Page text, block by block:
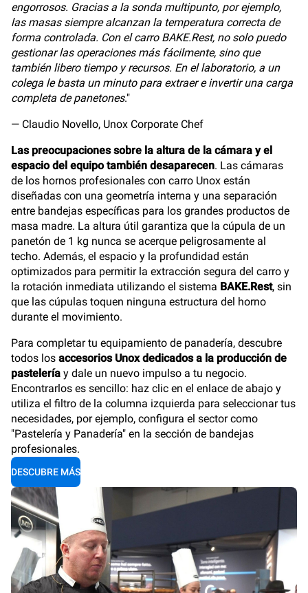
engorrosos. Gracias a la sonda multipunto, por ejemplo,
las masas siempre alcanzan la temperatura correcta de
forma controlada. Con el carro BAKE.Rest, no solo puedo
gestionar las operaciones más fácilmente, sino que
también libero tiempo y recursos. En el laboratorio, a un
colega le basta un minuto para extraer e invertir una carga
completa de panetones."
— Claudio Novello, Unox Corporate Chef
Las preocupaciones sobre la altura de la cámara y el
espacio del equipo también desaparecen. Las cámaras
de los hornos profesionales con carro Unox están
diseñadas con una geometría interna y una separación
entre bandejas específicas para los grandes productos de
masa madre. La altura útil garantiza que la cúpula de un
panetón de 1 kg nunca se acerque peligrosamente al
techo. Además, el espacio y la profundidad están
optimizados para permitir la extracción segura del carro y
la rotación inmediata utilizando el sistema BAKE.Rest, sin
que las cúpulas toquen ninguna estructura del horno
durante el movimiento.
Para completar tu equipamiento de panadería, descubre
todos los accesorios Unox dedicados a la producción de
pastelería y dale un nuevo impulso a tu negocio.
Encontrarlos es sencillo: haz clic en el enlace de abajo y
utiliza el filtro de la columna izquierda para seleccionar tus
necesidades, por ejemplo, configura el sector como
"Pastelería y Panadería" en la sección de bandejas
profesionales.
DESCUBRE MÁS